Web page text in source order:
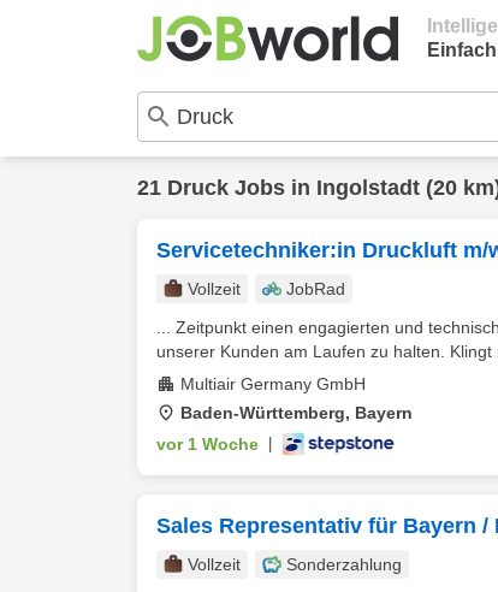
21 Druck Jobs in Ingolstadt (20
Servicetechniker:in Druckluft m/
Vollzeit
JobRad
... Zeitpunkt einen engagierten und
unserer Kunden am Laufen zu halten. Klingt
Multiair Germany GmbH
Baden-Württemberg, Bayern
vor 1 Woche
Sales Representativ für Bayern
Vollzeit
Sonderzahlung